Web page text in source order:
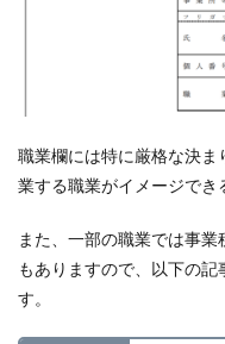
職業欄には特に厳格な決
業する職業がイメージでき
また、一部の職業では事
もありますので、以下の
す。